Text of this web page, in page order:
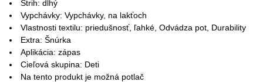
Strih: dlhý
Vypchávky: Vypchávky, na lakťoch
Vlastnosti textilu: priedušnosť, ľahké, Odvádza pot, Durability
Extra: Šnúrka
Aplikácia: zápas
Cieľová skupina: Deti
Na tento produkt je možná potlač